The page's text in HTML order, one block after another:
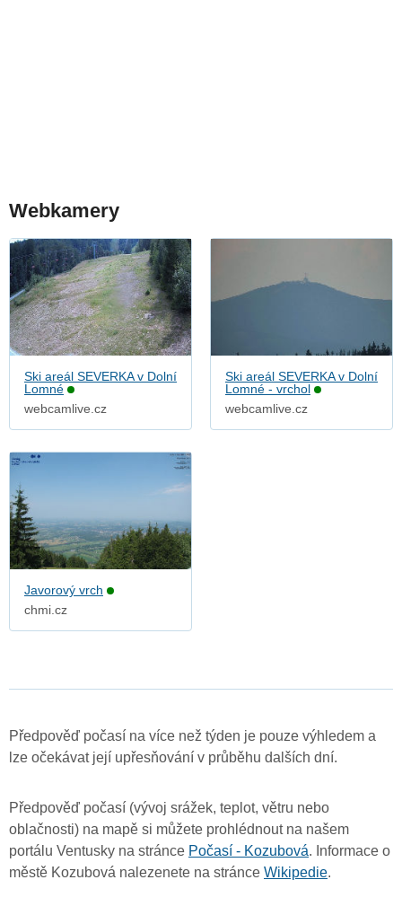
Webkamery
Ski areál SEVERKA v Dolní
Lomné
webcamlive.cz
Ski areál SEVERKA v Dolní
Lomné - vrchol
webcamlive.cz
Javorový vrch
chmi.cz
Předpověď počasí na více než týden je pouze výhledem a
lze očekávat její upřesňování v průběhu dalších dní.
Předpověď počasí (vývoj srážek, teplot, větru nebo
oblačnosti) na mapě si můžete prohlédnout na našem
portálu Ventusky na stránce Počasí - Kozubová. Informace o
městě Kozubová nalezenete na stránce Wikipedie.